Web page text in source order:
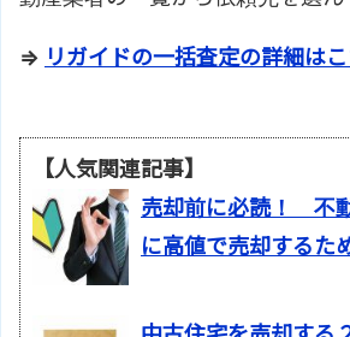
⇒ リガイドの一括査定の詳細は
【人気関連記事】
売却前に必読！ 不
に高値で売却するた